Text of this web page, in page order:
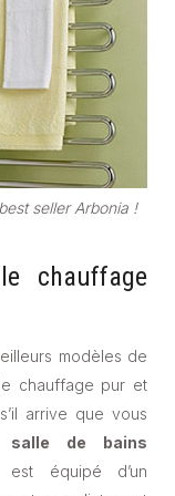
seller Arbonia !
chauffage
modèles de
chauffage pur et
arrive que vous
salle de bains
équipé d’un